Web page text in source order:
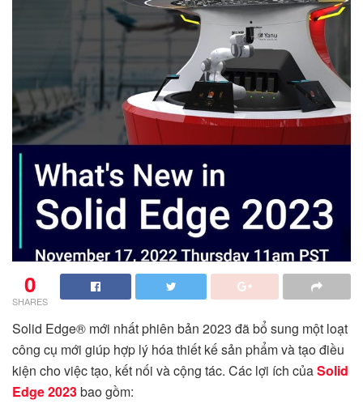
0
SHARES
Solid Edge® mới nhất phiên bản 2023 đã bổ sung một loạt
công cụ mới giúp hợp lý hóa thiết kế sản phẩm và tạo điều
kiện cho việc tạo, kết nối và cộng tác. Các lợi ích củaSolid
Edge 2023bao gồm: